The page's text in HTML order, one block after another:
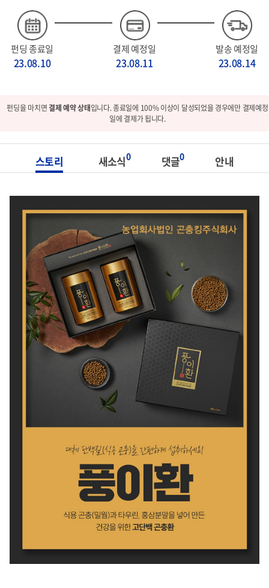
펀딩 종료일
23.08.10
결제 예정일
23.08.11
발송 예정일
23.08.14
펀딩을 마치면결제 예약 상태입니다. 종료일에 100% 이상이 달성되었을 경우에만 결제예정
일에 결제가 됩니다.
스토리 새소식0 댓글0 안내